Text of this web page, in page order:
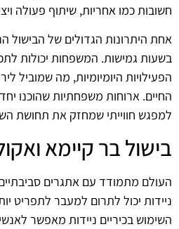
חשובות כמו אחריות, שיתוף פעולה
אחת היתרונות הגדולים של הבישול
בשעות גמישות. המשפחות יכולות
הפעילויות היומיומיות, מה שמוביל
החיים. ארוחות משפחתיות שהוכנו יחד
למפגש חווייתי שמחזק את תחושת
בישול בר קיימא
העולם מתמודד עם אתגרים סביבתיים
ניידות יכול לתרום למעבר לתפריט
השימוש בכיריים ניידות מאפשר